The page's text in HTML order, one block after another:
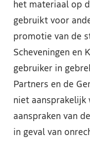
het materiaal op
gebruikt voor
promotie van de
Scheveningen en
gebruiker in
Partners en de
niet aansprakelijk
aanspraken van
in geval van